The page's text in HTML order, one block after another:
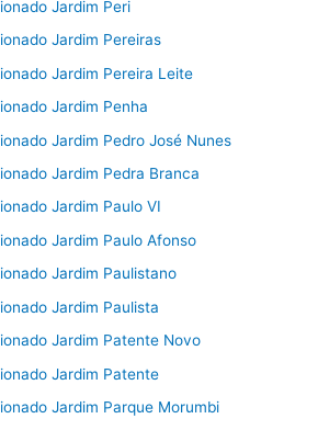
Jardim Peri
Jardim Pereiras
Jardim Pereira Leite
Jardim Penha
Jardim Pedro José Nunes
Jardim Pedra Branca
Jardim Paulo VI
Jardim Paulo Afonso
Jardim Paulistano
Jardim Paulista
Jardim Patente Novo
Jardim Patente
Jardim Parque Morumbi